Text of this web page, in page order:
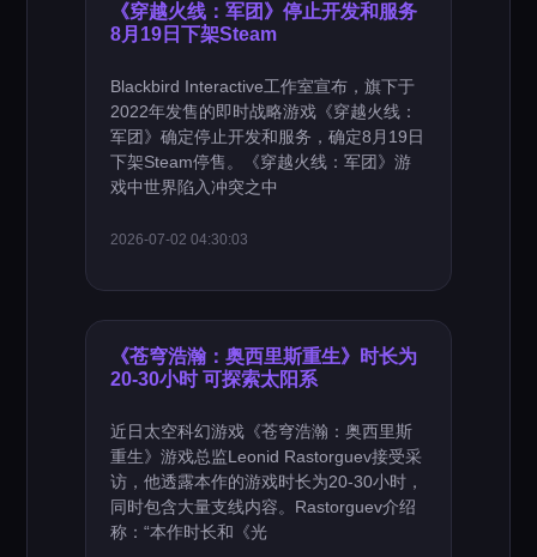
《穿越火线：军团》停止开发和服务
8月19日下架Steam
Blackbird Interactive工作室宣布，旗下于
2022年发售的即时战略游戏《穿越火线：
军团》确定停止开发和服务，确定8月19日
下架Steam停售。《穿越火线：军团》游
戏中世界陷入冲突之中
2026-07-02 04:30:03
《苍穹浩瀚：奥西里斯重生》时长为
20-30小时 可探索太阳系
近日太空科幻游戏《苍穹浩瀚：奥西里斯
重生》游戏总监Leonid Rastorguev接受采
访，他透露本作的游戏时长为20-30小时，
同时包含大量支线内容。Rastorguev介绍
称：“本作时长和《光